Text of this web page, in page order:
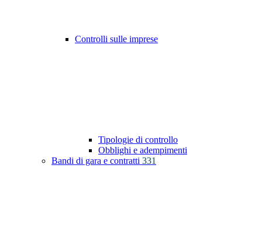
Controlli sulle imprese
Tipologie di controllo
Obblighi e adempimenti
Bandi di gara e contratti 331